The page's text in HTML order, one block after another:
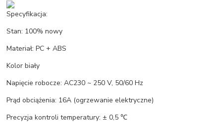
Specyfikacja:
Stan: 100% nowy
Materiał: PC + ABS
Kolor biały
Napięcie robocze: AC230 ~ 250 V, 50/60 Hz
Prąd obciążenia: 16A (ogrzewanie elektryczne)
Precyzja kontroli temperatury: ± 0,5 ℃